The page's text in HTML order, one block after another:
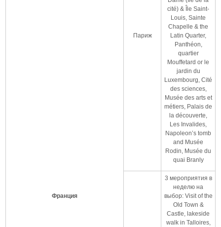
Франция
Париж
cité) & Île Saint-
Louis, Sainte
Chapelle & the
Latin Quarter,
Panthéon,
quartier
Mouffetard or le
jardin du
Luxembourg, Cité
des sciences,
Musée des arts et
métiers, Palais de
la découverte,
Les Invalides,
Napoleon’s tomb
and Musée
Rodin, Musée du
quai Branly
3 мероприятия в
неделю на
выбор: Visit of the
Old Town &
Castle, lakeside
walk in Talloires,